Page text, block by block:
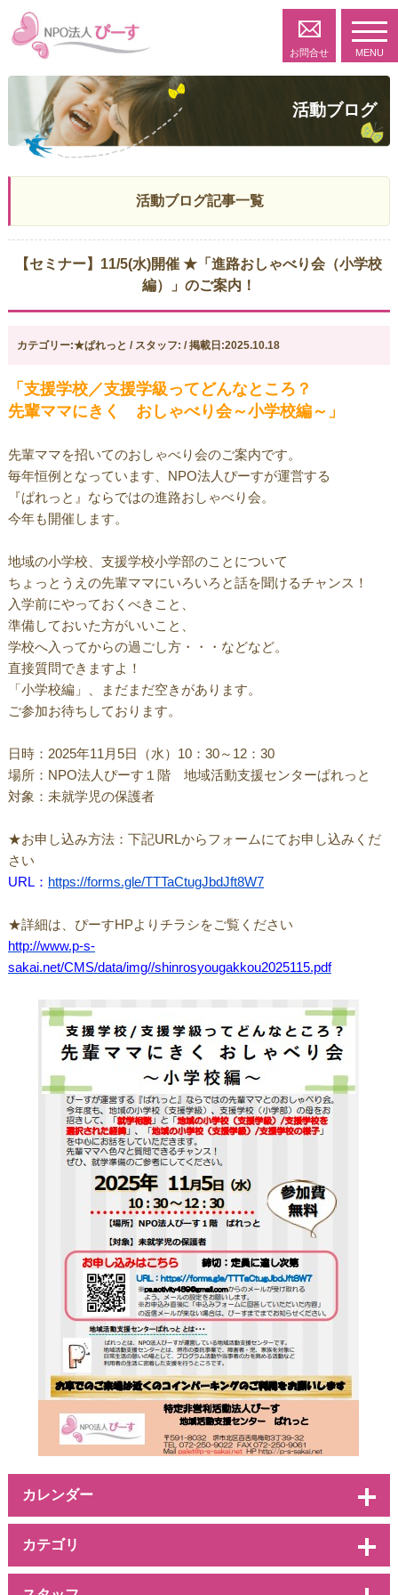
お問合せ MENU
活動ブログ
活動ブログ記事一覧
【セミナー】11/5(水)開催 ★「進路おしゃべり会（小学校
編）」のご案内！
カテゴリー:★ぱれっと / スタッフ: / 掲載日:2025.10.18
「支援学校／支援学級ってどんなところ？
先輩ママにきく おしゃべり会～小学校編～」
先輩ママを招いてのおしゃべり会のご案内です。
毎年恒例となっています、NPO法人ぴーすが運営する
『ぱれっと』ならではの進路おしゃべり会。
今年も開催します。
地域の小学校、支援学校小学部のことについて
ちょっとうえの先輩ママにいろいろと話を聞けるチャンス！
入学前にやっておくべきこと、
準備しておいた方がいいこと、
学校へ入ってからの過ごし方・・・などなど。
直接質問できますよ！
「小学校編」、まだまだ空きがあります。
ご参加お待ちしております。
日時：2025年11月5日（水）10：30～12：30
場所：NPO法人ぴーす１階 地域活動支援センターぱれっと
対象：未就学児の保護者
★お申し込み方法：下記URLからフォームにてお申し込みくだ
さい
URL： https://forms.gle/TTTaCtugJbdJft8W7
★詳細は、ぴーすHPよりチラシをご覧ください
http://www.p-s-
sakai.net/CMS/data/img//shinrosyougakkou2025115.pdf
カレンダー
カテゴリ